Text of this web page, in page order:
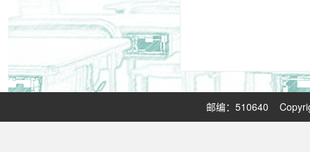
邮编：510640